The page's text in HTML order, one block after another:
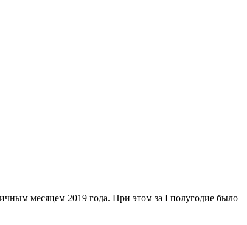
месяцем 2019 года. При этом за I полугодие было